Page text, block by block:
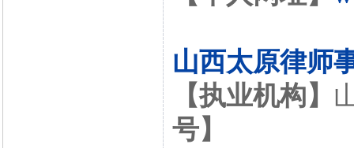
山西太原律师
【执业机构】
号】